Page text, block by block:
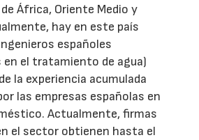
África, Oriente Medio y
hay en este país
españoles
en el tratamiento de agua)
la experiencia acumulada
las empresas españolas en
Actualmente, firmas
el sector obtienen hasta el